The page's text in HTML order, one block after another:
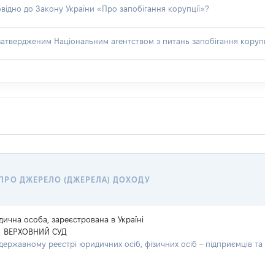
до Закону України «Про запобігання корупції»?
Національним агентством з питань запобігання
ПРО ДЖЕРЕЛО (ДЖЕРЕЛА) ДОХОДУ
особа, зареєстрована в Україні
ВЕРХОВНИЙ СУД
реєстрі юридичних осіб, фізичних осіб – підприємців